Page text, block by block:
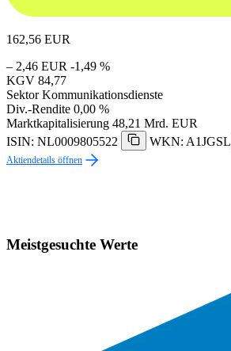
162,56 EUR
– 2,46 EUR -1,49 %
KGV 84,77
Sektor Kommunikationsdienste
Div.-Rendite 0,00 %
Marktkapitalisierung 48,21 Mrd. EUR
ISIN: NL0009805522
WKN: A1JGSL
Aktiendetails öffnen
Meistgesuchte Werte